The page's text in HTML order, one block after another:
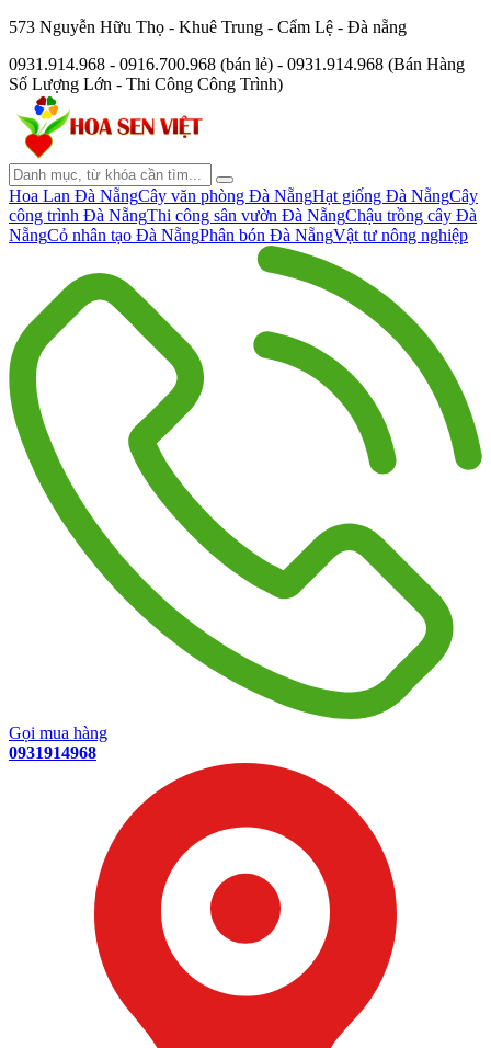
573 Nguyễn Hữu Thọ - Khuê Trung - Cẩm Lệ - Đà nẵng
0931.914.968 - 0916.700.968 (bán lẻ) - 0931.914.968 (Bán Hàng
Số Lượng Lớn - Thi Công Công Trình)
Hoa Lan Đà NẵngCây văn phòng Đà NẵngHạt giống Đà NẵngCây
công trình Đà NẵngThi công sân vườn Đà NẵngChậu trồng cây Đà
NẵngCỏ nhân tạo Đà NẵngPhân bón Đà NẵngVật tư nông nghiệp
Gọi mua hàng
0931914968